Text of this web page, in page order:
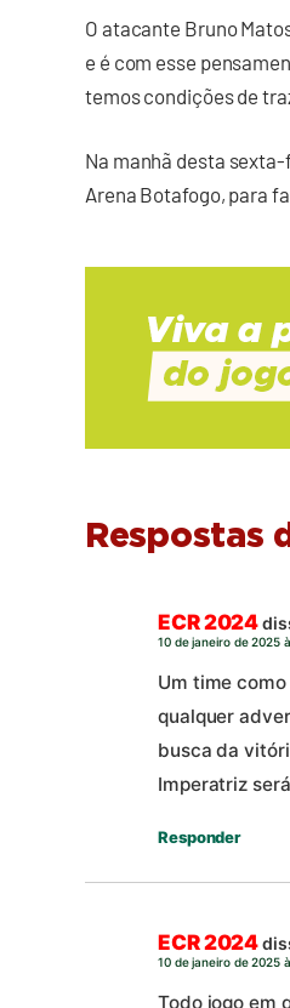
O atacante Bruno
e é com esse
temos condições de
Na manhã desta
Arena Botafogo, para
Respostas
ECR 2024
10 de janeiro de 2025
Um time
qualquer
busca da
Imperatriz
Responder
ECR 2024
10 de janeiro de 2025
Todo jogo em